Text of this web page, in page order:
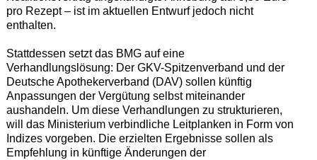
pro Rezept – ist im aktuellen Entwurf jedoch nicht
enthalten.
Stattdessen setzt das BMG auf eine
Verhandlungslösung: Der GKV-Spitzenverband und der
Deutsche Apothekerverband (DAV) sollen künftig
Anpassungen der Vergütung selbst miteinander
aushandeln. Um diese Verhandlungen zu strukturieren,
will das Ministerium verbindliche Leitplanken in Form von
Indizes vorgeben. Die erzielten Ergebnisse sollen als
Empfehlung in künftige Änderungen der